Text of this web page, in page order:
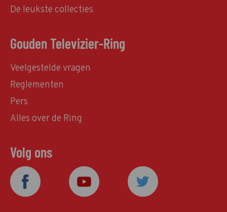
De leukste collecties
Gouden Televizier-Ring
Veelgestelde vragen
Reglementen
Pers
Alles over de Ring
Volg ons